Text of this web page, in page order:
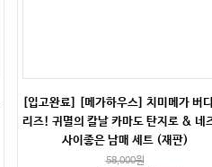
[입고완료] [메가하우스] 치미메가 버
리즈! 귀멸의 칼날 카마도 탄지로 & 네
사이좋은 남매 세트 (재판)
58,000원